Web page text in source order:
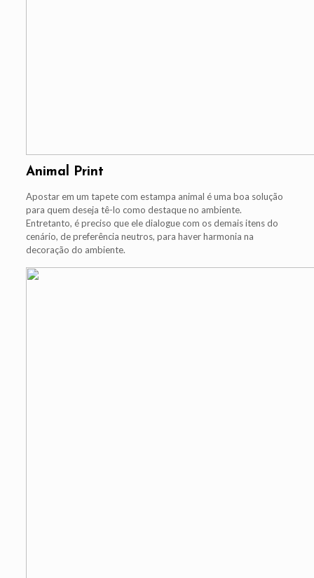
Animal Print
Apostar em um tapete com estampa animal é uma boa solução
para quem deseja tê-lo como destaque no ambiente.
Entretanto, é preciso que ele dialogue com os demais itens do
cenário, de preferência neutros, para haver harmonia na
decoração do ambiente.